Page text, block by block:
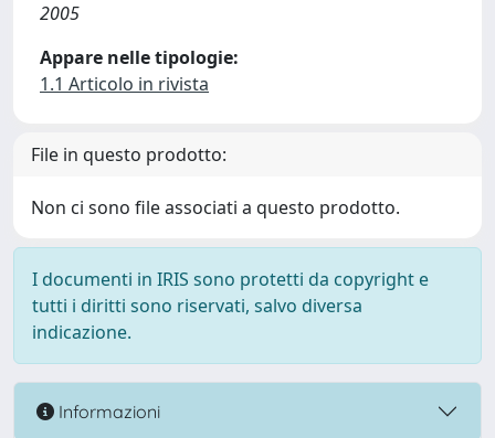
2005
Appare nelle tipologie:
1.1 Articolo in rivista
File in questo prodotto:
Non ci sono file associati a questo prodotto.
I documenti in IRIS sono protetti da copyright e
tutti i diritti sono riservati, salvo diversa
indicazione.
Informazioni